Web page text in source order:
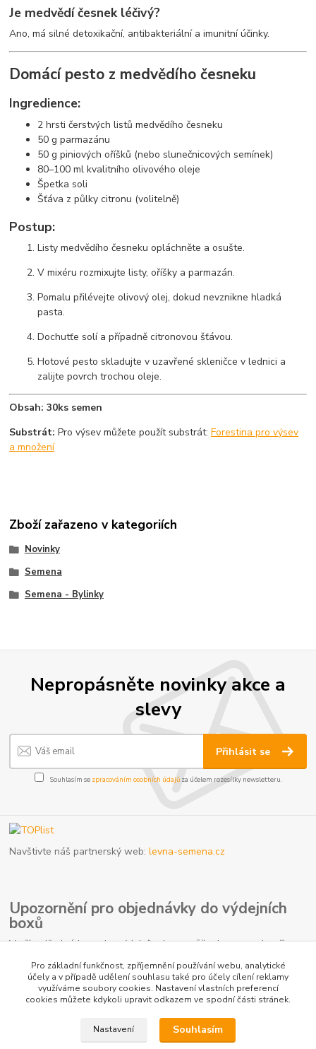
Je medvědí česnek léčivý?
Ano, má silné detoxikační, antibakteriální a imunitní účinky.
Domácí pesto z medvědího česneku
Ingredience:
2 hrsti čerstvých listů medvědího česneku
50 g parmazánu
50 g piniových oříšků (nebo slunečnicových semínek)
80–100 ml kvalitního olivového oleje
Špetka soli
Šťáva z půlky citronu (volitelně)
Postup:
Listy medvědího česneku opláchněte a osušte.
V mixéru rozmixujte listy, oříšky a parmazán.
Pomalu přilévejte olivový olej, dokud nevznikne hladká
pasta.
Dochutťe solí a případně citronovou šťávou.
Hotové pesto skladujte v uzavřené skleničce v lednici a
zalijte povrch trochou oleje.
Obsah: 30ks semen
Substrát:Pro výsev můžete použít substrát:Forestina pro výsev
a množení
Zboží zařazeno v kategoriích
Novinky
Semena
Semena - Bylinky
Nepropásněte novinky akce a
slevy
Přihlásit se
Souhlasím se zpracováním osobních údajůza účelem rozesílky newsletteru.
Navštivte náš partnerský web:levna-semena.cz
Upozornění pro objednávky do výdejních
boxů
V případě plné kapacity výdejního boxu může dopravce doručit
vaši zásilku na nejbližší kamennou pobočku. Počítejte prosím s
touto možností, jelikož se nejedná o důvod k reklamaci.
Pro základní funkčnost, zpříjemnění používání webu, analytické
účely a v případě udělení souhlasu také pro účely cílení reklamy
využíváme soubory cookies. Nastavení vlastních preferencí
cookies můžete kdykoli upravit odkazem ve spodní části stránek.
Nastavení Souhlasím